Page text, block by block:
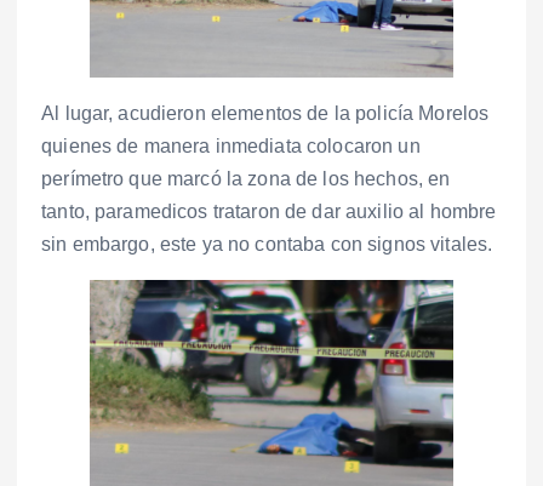
Al lugar, acudieron elementos de la policía Morelos
quienes de manera inmediata colocaron un
perímetro que marcó la zona de los hechos, en
tanto, paramedicos trataron de dar auxilio al hombre
sin embargo, este ya no contaba con signos vitales.